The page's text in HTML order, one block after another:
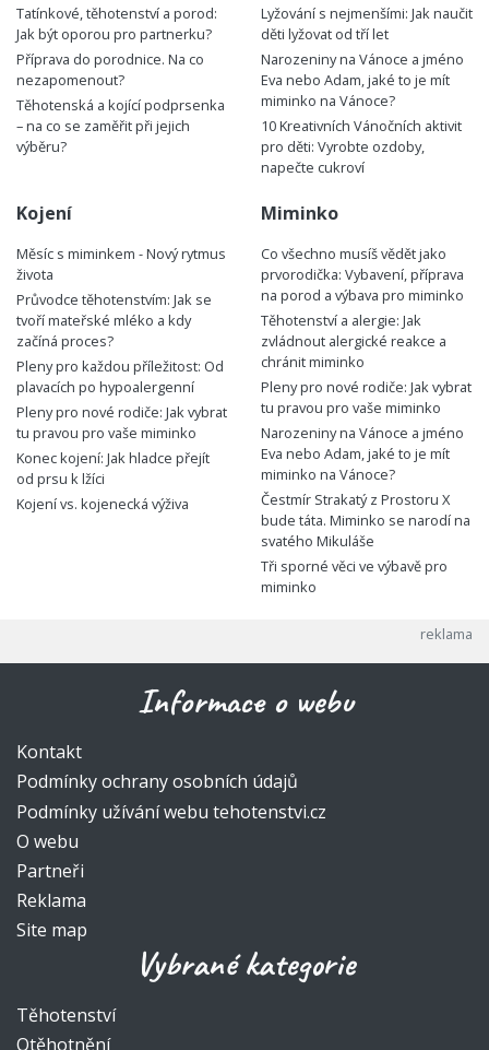
Tatínkové, těhotenství a porod:
Jak být oporou pro partnerku?
Příprava do porodnice. Na co
nezapomenout?
Těhotenská a kojící podprsenka
– na co se zaměřit při jejich
výběru?
Lyžování s nejmenšími: Jak naučit
děti lyžovat od tří let
Narozeniny na Vánoce a jméno
Eva nebo Adam, jaké to je mít
miminko na Vánoce?
10 Kreativních Vánočních aktivit
pro děti: Vyrobte ozdoby,
napečte cukroví
Kojení
Měsíc s miminkem - Nový rytmus
života
Průvodce těhotenstvím: Jak se
tvoří mateřské mléko a kdy
začíná proces?
Pleny pro každou příležitost: Od
plavacích po hypoalergenní
Pleny pro nové rodiče: Jak vybrat
tu pravou pro vaše miminko
Konec kojení: Jak hladce přejít
od prsu k lžíci
Kojení vs. kojenecká výživa
Miminko
Co všechno musíš vědět jako
prvorodička: Vybavení, příprava
na porod a výbava pro miminko
Těhotenství a alergie: Jak
zvládnout alergické reakce a
chránit miminko
Pleny pro nové rodiče: Jak vybrat
tu pravou pro vaše miminko
Narozeniny na Vánoce a jméno
Eva nebo Adam, jaké to je mít
miminko na Vánoce?
Čestmír Strakatý z Prostoru X
bude táta. Miminko se narodí na
svatého Mikuláše
Tři sporné věci ve výbavě pro
miminko
Informace o webu
Kontakt
Podmínky ochrany osobních údajů
Podmínky užívání webu tehotenstvi.cz
O webu
Partneři
Reklama
Site map
Vybrané kategorie
Těhotenství
Otěhotnění